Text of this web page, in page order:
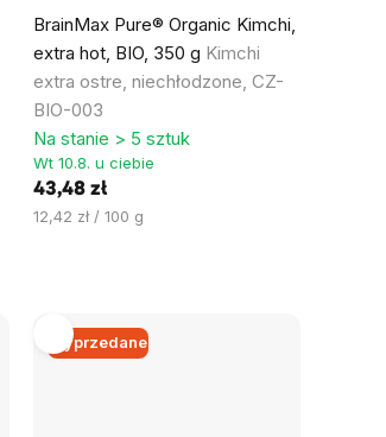
BrainMax Pure® Organic Kimchi,
extra hot, BIO, 350 g Kimchi
extra ostre, niechłodzone, CZ-
BIO-003
Na stanie > 5 sztuk
Wt 10.8. u ciebie
43,48 zł
Cena
12,42 zł / 100 g
Wyprzedane